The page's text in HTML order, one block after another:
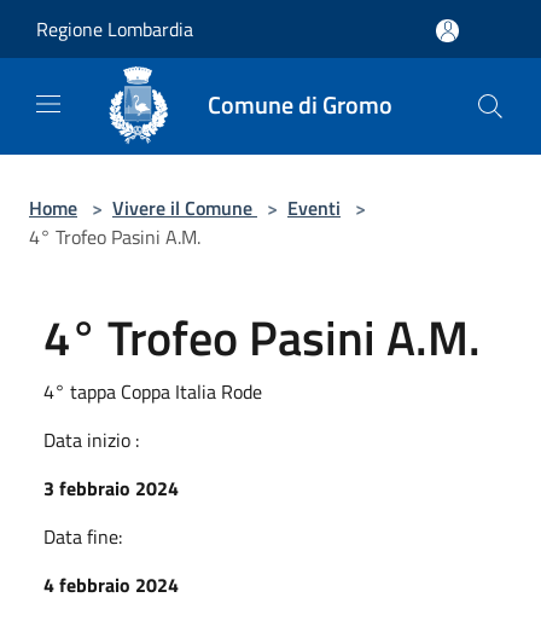
Regione Lombardia
Comune di Gromo
Home > Vivere il Comune > Eventi >
4° Trofeo Pasini A.M.
4° Trofeo Pasini A.M.
4° tappa Coppa Italia Rode
Data inizio :
3 febbraio 2024
Data fine:
4 febbraio 2024